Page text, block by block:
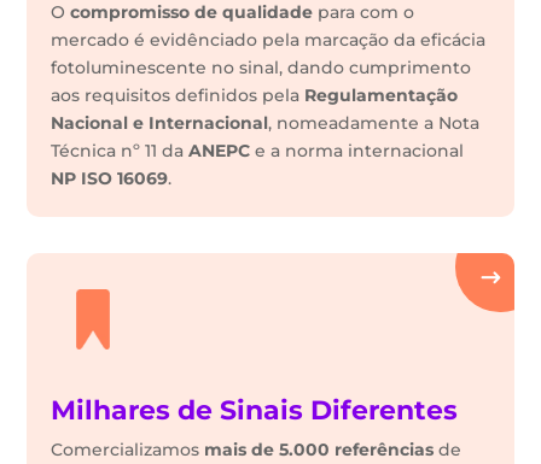
Ocompromisso de qualidade para com o
mercado é evidênciado pela marcação da eficácia
fotoluminescente no sinal, dando cumprimento
aos requisitos definidos pela Regulamentação
Nacional e Internacional, nomeadamente a Nota
Técnica nº 11 daANEPC e a norma internacional
NP ISO 16069.
Milhares de Sinais Diferentes
Comercializamos mais de 5.000 referências de